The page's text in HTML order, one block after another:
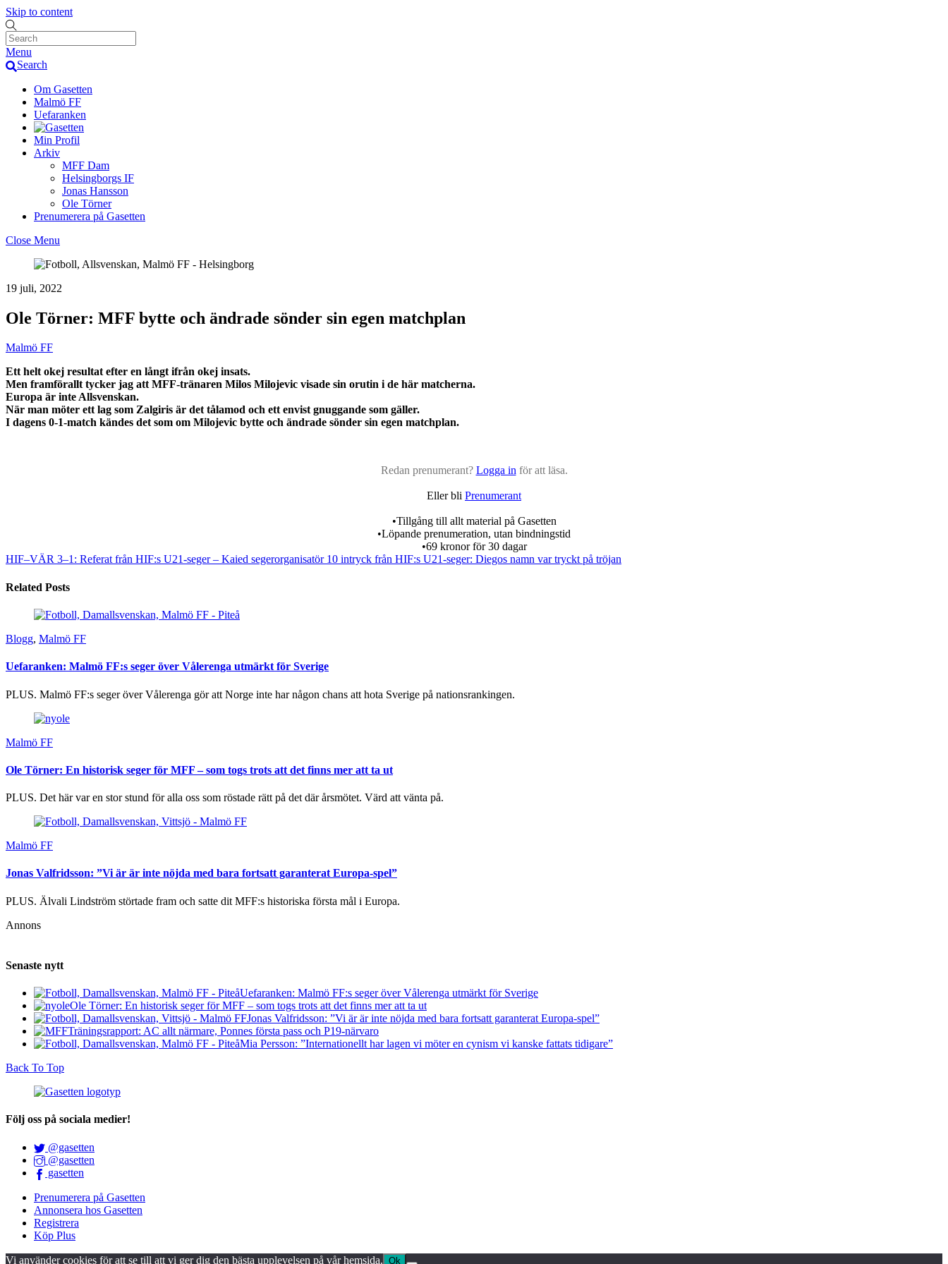
Skip to content
Menu
Search
Om Gasetten
Malmö FF
Uefaranken
Min Profil
Arkiv
MFF Dam
Helsingborgs IF
Jonas Hansson
Ole Törner
Prenumerera på Gasetten
Close Menu
19 juli, 2022
Ole Törner: MFF bytte och ändrade sönder sin egen matchplan
Malmö FF
Ett helt okej resultat efter en långt ifrån okej insats.
Men framförallt tycker jag att MFF-tränaren Milos Milojevic visade sin orutin i de här matcherna.
Europa är inte Allsvenskan.
När man möter ett lag som Zalgiris är det tålamod och ett envist gnuggande som gäller.
I dagens 0-1-match kändes det som om Milojevic bytte och ändrade sönder sin egen matchplan.
Redan prenumerant? Logga in för att läsa.
Eller bli Prenumerant
•Tillgång till allt material på Gasetten
•Löpande prenumeration, utan bindningstid
•69 kronor för 30 dagar
HIF–VÄR 3–1: Referat från HIF:s U21-seger – Kaied segerorganisatör10 intryck från HIF:s U21-seger: Diegos namn var tryckt på tröjan
Related Posts
Blogg, Malmö FF
Uefaranken: Malmö FF:s seger över Vålerenga utmärkt för Sverige
PLUS. Malmö FF:s seger över Vålerenga gör att Norge inte har någon chans att hota Sverige på nationsrankingen.
Malmö FF
Ole Törner: En historisk seger för MFF – som togs trots att det finns mer att ta ut
PLUS. Det här var en stor stund för alla oss som röstade rätt på det där årsmötet. Värd att vänta på.
Malmö FF
Jonas Valfridsson: ”Vi är är inte nöjda med bara fortsatt garanterat Europa-spel”
PLUS. Älvali Lindström störtade fram och satte dit MFF:s historiska första mål i Europa.
Annons
Senaste nytt
Uefaranken: Malmö FF:s seger över Vålerenga utmärkt för Sverige
Ole Törner: En historisk seger för MFF – som togs trots att det finns mer att ta ut
Jonas Valfridsson: ”Vi är är inte nöjda med bara fortsatt garanterat Europa-spel”
Träningsrapport: AC allt närmare, Ponnes första pass och P19-närvaro
Mia Persson: ”Internationellt har lagen vi möter en cynism vi kanske fattats tidigare”
Back To Top
Följ oss på sociala medier!
@gasetten
@gasetten
gasetten
Prenumerera på Gasetten
Annonsera hos Gasetten
Registrera
Köp Plus
Vi använder cookies för att se till att vi ger dig den bästa upplevelsen på vår hemsida. Ok